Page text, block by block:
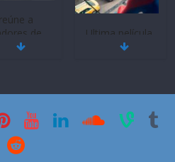
a
de
de todo
Ultima película
‘Spider‑Man:
29 de julio de